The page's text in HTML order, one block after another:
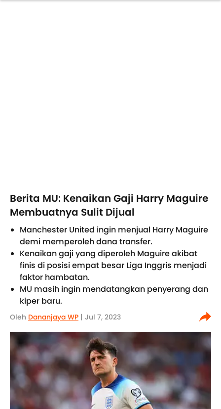
Berita MU: Kenaikan Gaji Harry Maguire
Membuatnya Sulit Dijual
Manchester United ingin menjual Harry Maguire
demi memperoleh dana transfer.
Kenaikan gaji yang diperoleh Maguire akibat
finis di posisi empat besar Liga Inggris menjadi
faktor hambatan.
MU masih ingin mendatangkan penyerang dan
kiper baru.
Oleh Dananjaya WP | Jul 7, 2023